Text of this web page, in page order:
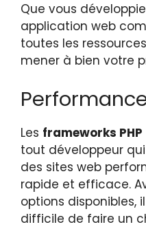
Que vous
application web
toutes les
mener à bien votre
Les frameworks PHP
tout développeur
des sites web
rapide et efficace.
options disponibles,
difficile de faire un